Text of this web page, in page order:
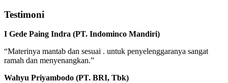
Testimoni
I Gede Paing Indra (PT. Indominco Mandiri)
“Materinya mantab dan sesuai . untuk penyelenggaranya sangat
ramah dan menyenangkan.”
Wahyu Priyambodo (PT. BRI, Tbk)